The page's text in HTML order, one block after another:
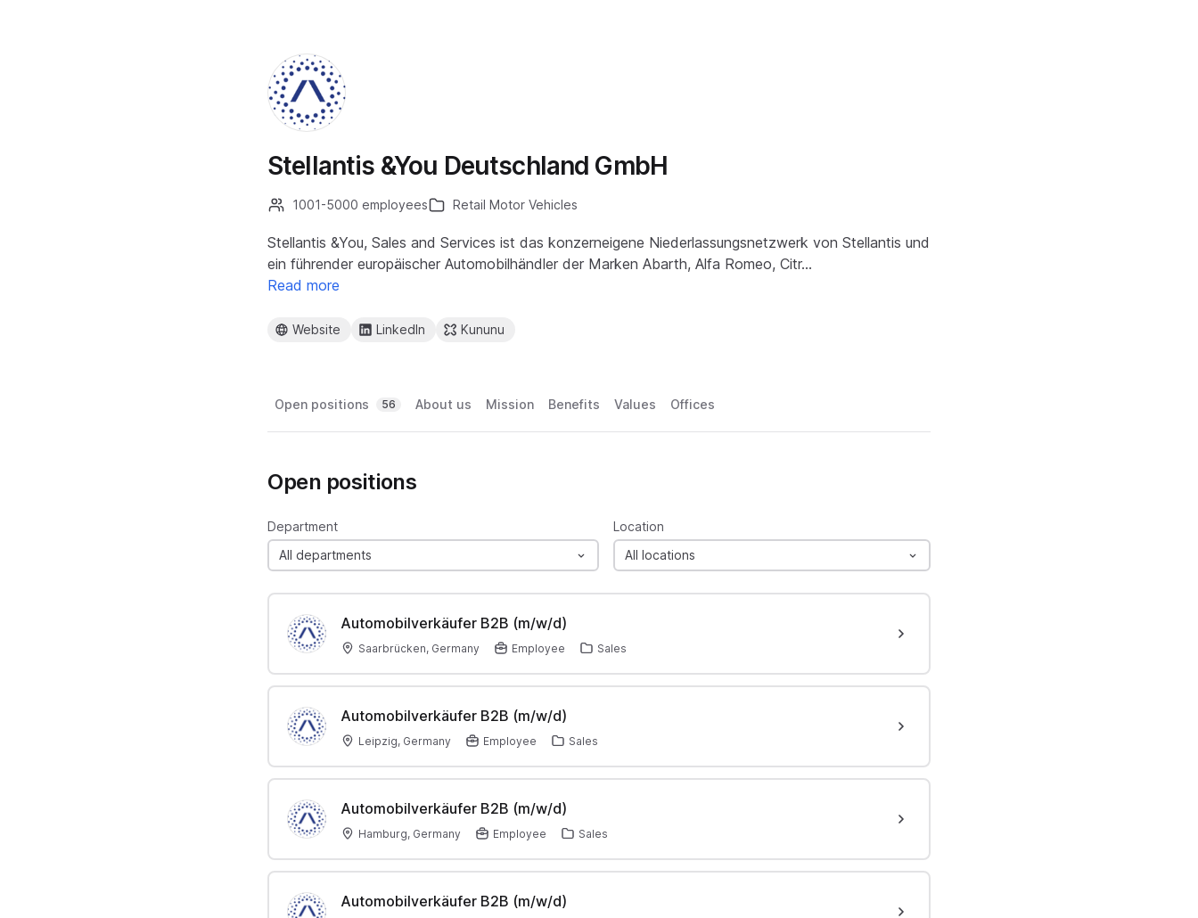
Stellantis &You Deutschland GmbH
1001-5000 employees Retail Motor Vehicles
Stellantis &You, Sales and Services ist das konzerneigene Niederlassungsnetzwerk von Stellantis und
ein führender europäischer Automobilhändler der Marken Abarth, Alfa Romeo, Citr…
Read more
Website LinkedIn Kununu
Open positions 56 About us Mission Benefits Values Offices
Open positions
Department
All departments
Location
All locations
Automobilverkäufer B2B (m/w/d)
Saarbrücken, Germany Employee Sales
Automobilverkäufer B2B (m/w/d)
Leipzig, Germany Employee Sales
Automobilverkäufer B2B (m/w/d)
Hamburg, Germany Employee Sales
Automobilverkäufer B2B (m/w/d)